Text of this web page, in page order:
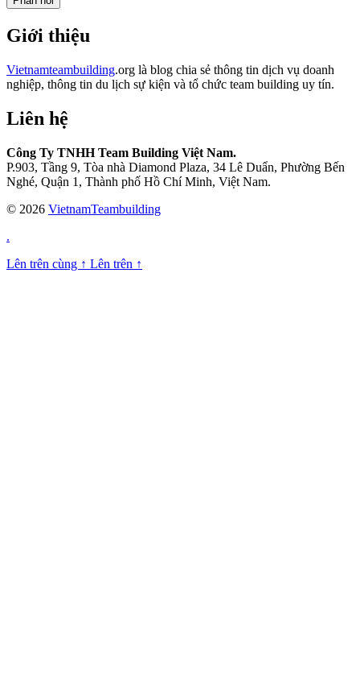
Giới thiệu
Vietnamteambuilding.org là blog chia sẻ thông tin dịch vụ doanh
nghiệp, thông tin du lịch sự kiện và tổ chức team building uy tín.
Liên hệ
Công Ty TNHH Team Building Việt Nam.
P.903, Tầng 9, Tòa nhà Diamond Plaza, 34 Lê Duẩn, Phường Bến
Nghé, Quận 1, Thành phố Hồ Chí Minh, Việt Nam.
© 2026 VietnamTeambuilding
.
Lên trên cùng ↑ Lên trên ↑